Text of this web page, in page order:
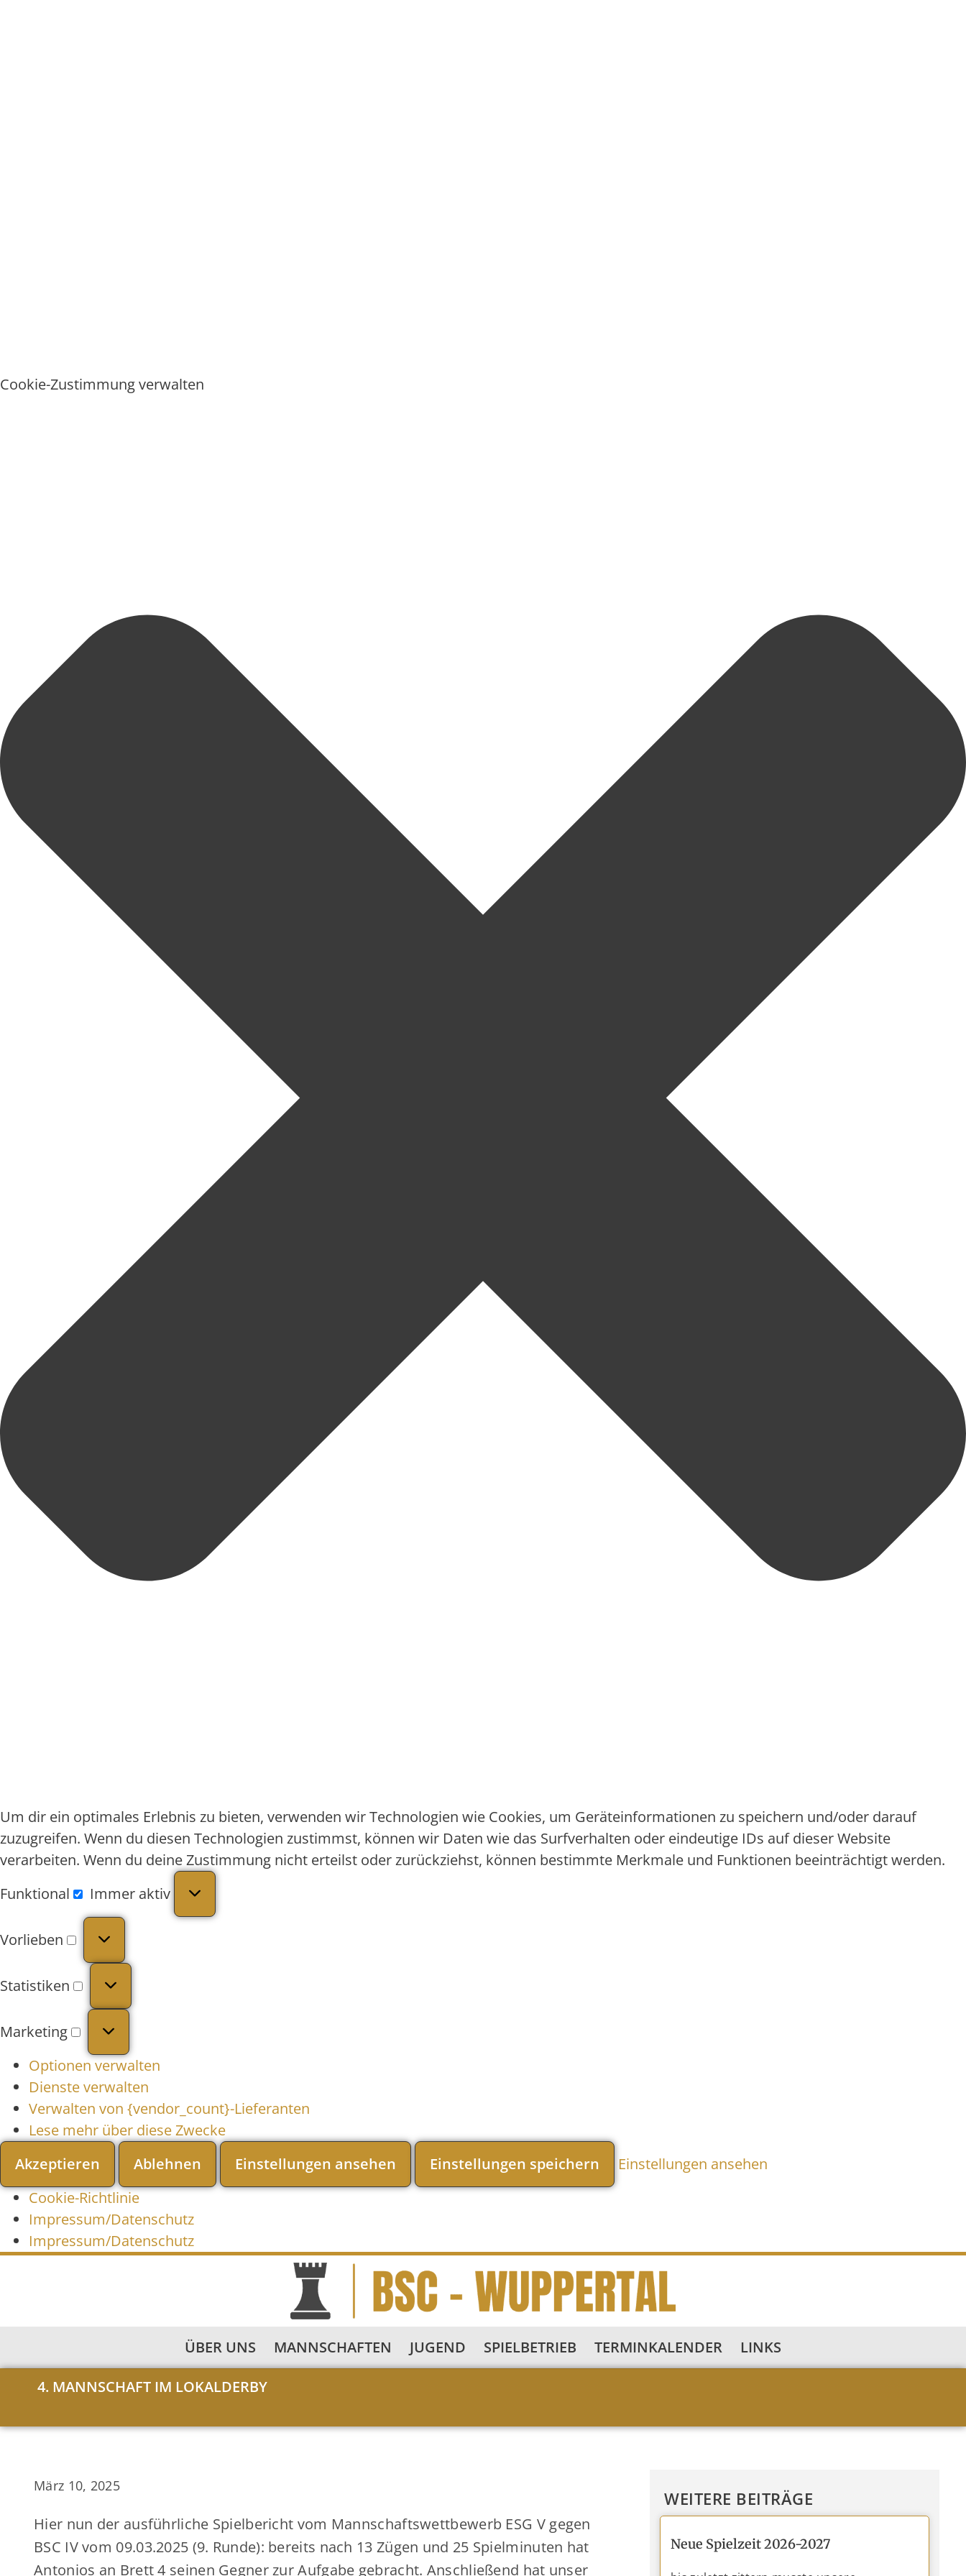
Cookie-Zustimmung verwalten
Um dir ein optimales Erlebnis zu bieten, verwenden wir Technologien wie Cookies, um Geräteinformationen zu speichern und/oder darauf
zuzugreifen. Wenn du diesen Technologien zustimmst, können wir Daten wie das Surfverhalten oder eindeutige IDs auf dieser Website
verarbeiten. Wenn du deine Zustimmung nicht erteilst oder zurückziehst, können bestimmte Merkmale und Funktionen beeinträchtigt werden.
Funktional
Immer aktiv
Vorlieben
Statistiken
Marketing
Optionen verwalten
Dienste verwalten
Verwalten von {vendor_count}-Lieferanten
Lese mehr über diese Zwecke
Akzeptieren
Ablehnen Einstellungen ansehen Einstellungen speichern
Einstellungen ansehen
Cookie-Richtlinie
Impressum/Datenschutz
Impressum/Datenschutz
ÜBER UNS MANNSCHAFTEN JUGEND SPIELBETRIEB TERMINKALENDER LINKS
4. MANNSCHAFT IM LOKALDERBY
März 10, 2025
Hier nun der ausführliche Spielbericht vom Mannschaftswettbewerb ESG V gegen
BSC IV vom 09.03.2025 (9. Runde): bereits nach 13 Zügen und 25 Spielminuten hat
Antonios an Brett 4 seinen Gegner zur Aufgabe gebracht. Anschließend hat unser
WEITERE BEITRÄGE
Neue Spielzeit 2026-2027